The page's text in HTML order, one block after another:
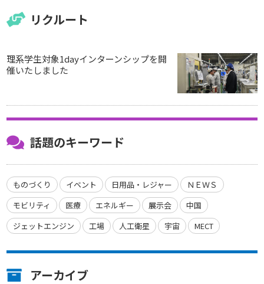
リクルート
理系学生対象1dayインターンシップを開
催いたしました
話題のキーワード
ものづくり イベント 日用品・レジャー
ＮＥＷＳ
モビリティ
医療 エネルギー 展示会
中国
ジェットエンジン
工場 人工衛星 宇宙 MECT
アーカイブ